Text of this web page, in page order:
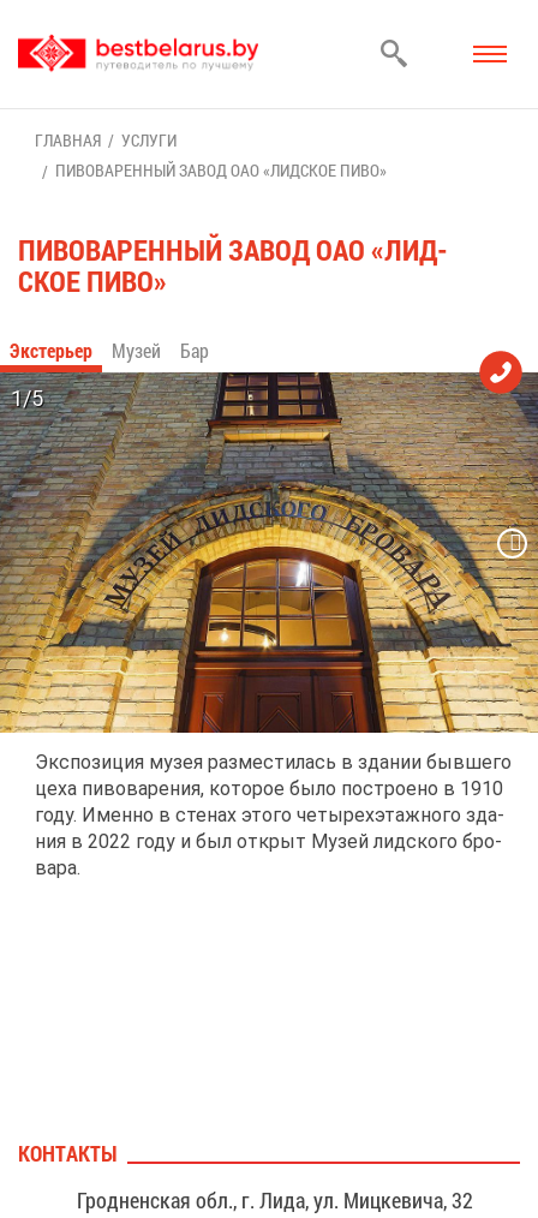
ГЛАВ­НАЯ
УСЛУ­ГИ
ПИ­ВО­ВА­РЕН­НЫЙ ЗА­ВОД ОАО «ЛИД­СКОЕ ПИ­ВО»
ПИ­ВО­ВА­РЕН­НЫЙ ЗА­ВОД ОАО «ЛИД­
СКОЕ ПИ­ВО»
Экс­те­рьер Му­зей Бар
Экс­по­зи­ция му­зея раз­ме­сти­лась в зда­нии быв­ше­го
це­ха пи­во­ва­ре­ния, ко­то­рое бы­ло по­стро­е­но в 1910
го­ду. Имен­но в сте­нах это­го че­ты­рех­этаж­но­го зда­
ния в 2022 го­ду и был от­крыт Му­зей лид­ско­го бро­
ва­ра.
1/5
КОН­ТАК­ТЫ
Грод­нен­ская обл., г. Ли­да, ул. Миц­ке­ви­ча, 32